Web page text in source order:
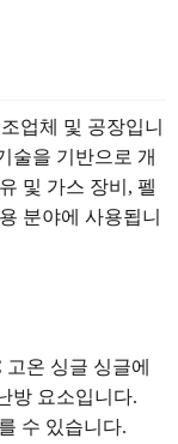
업체 및 공장입니
술을 기반으로 개
및 가스 장비, 펠
분야에 사용됩니
온 싱글 싱글에
방 요소입니다.
수 있습니다.